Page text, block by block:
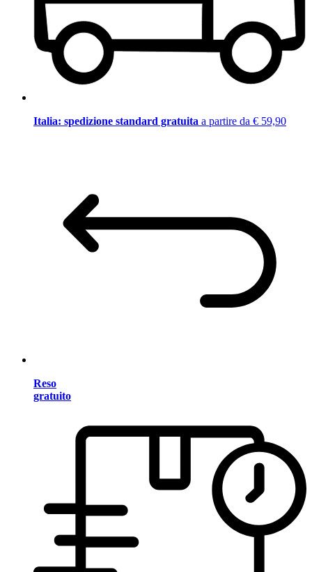
Italia: spedizione standard gratuita a partire da € 59,90
Reso
gratuito